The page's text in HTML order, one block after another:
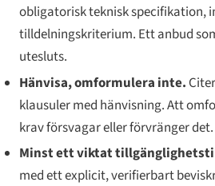
obligatorisk teknisk specifikation,
tilldelningskriterium. Ett anbud
utesluts.
Hänvisa, omformulera inte.
klausuler med hänvisning. Att
krav försvagar eller förvränger det.
Minst ett viktat
med ett explicit, verifierbart